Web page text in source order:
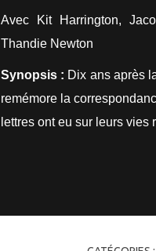
Avec Kit Harrington,
Thandie Newton
Synopsis : Dix ans après
remémore la
lettres ont eu sur leurs vies